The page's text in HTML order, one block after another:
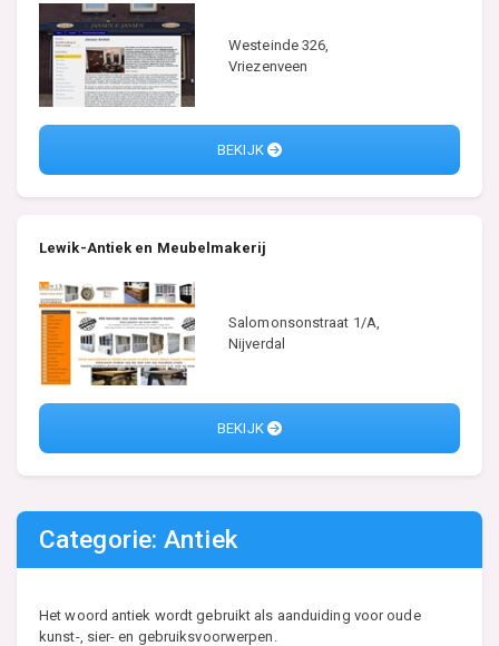
Westeinde 326,
Vriezenveen
BEKIJK
Lewik-Antiek en Meubelmakerij
Salomonsonstraat 1/A,
Nijverdal
BEKIJK
Categorie: Antiek
Het woord antiek wordt gebruikt als aanduiding voor oude
kunst-, sier- en gebruiksvoorwerpen.